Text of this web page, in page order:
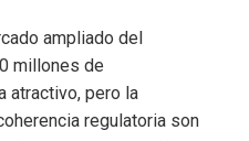
ampliado del
millones de
atractivo, pero la
regulatoria son